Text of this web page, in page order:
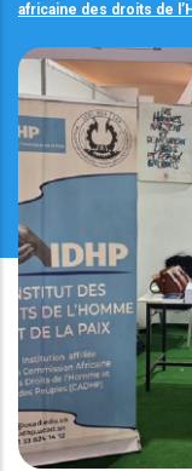
africaine des droits de
DE